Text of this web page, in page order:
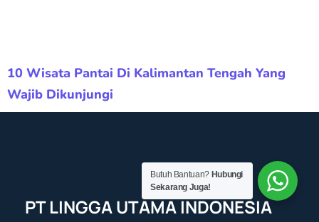
10 Wisata Pantai Di Kalimantan Tengah Yang
Wajib Dikunjungi
PT LINGGA UTAMA INDONESIA
Butuh Bantuan? Hubungi
Sekarang Juga!